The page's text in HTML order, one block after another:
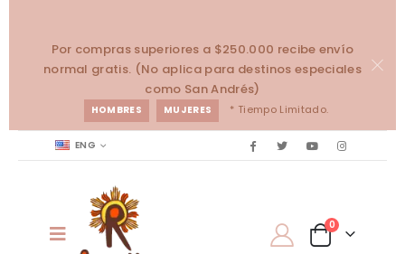
Por compras superiores a $250.000 recibe envío
normal gratis. (No aplica para destinos especiales
como San Andrés)
HOMBRES MUJERES * Tiempo Limitado.
ENG
0